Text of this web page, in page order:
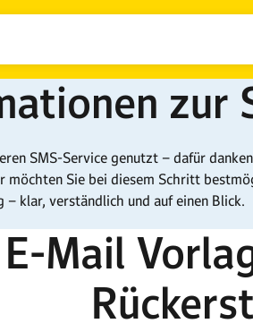
zur
SMS-Service genutzt – dafür
möchten Sie bei diesem Schritt
klar, verständlich und auf einen Blick.
Mail